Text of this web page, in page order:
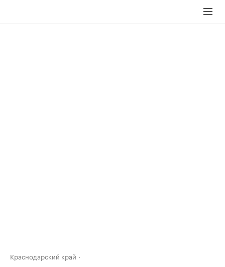
Краснодарский край